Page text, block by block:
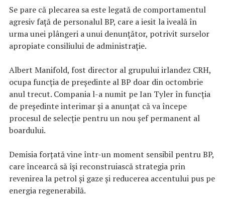
Se pare că plecarea sa este legată de ‌comportamentul
agresiv faţă de personalul BP, care a iesit la iveală în
urma unei plângeri a unui denunţător, potrivit surselor
apropiate consiliului de administraţie.
Albert Manifold, fost director al grupului irlandez CRH,
ocupa funcţia de preşedinte al BP doar din octombrie
anul trecut. Compania l-a numit pe Ian Tyler în funcţia
de preşedinte interimar şi a anunţat că va începe
procesul de selecţie pentru un nou şef permanent al
boardului.
Demisia forţată vine într-un moment sensibil pentru BP,
care încearcă să îşi reconstruiască strategia prin
revenirea la petrol şi gaze şi reducerea accentului pus pe
energia regenerabilă.